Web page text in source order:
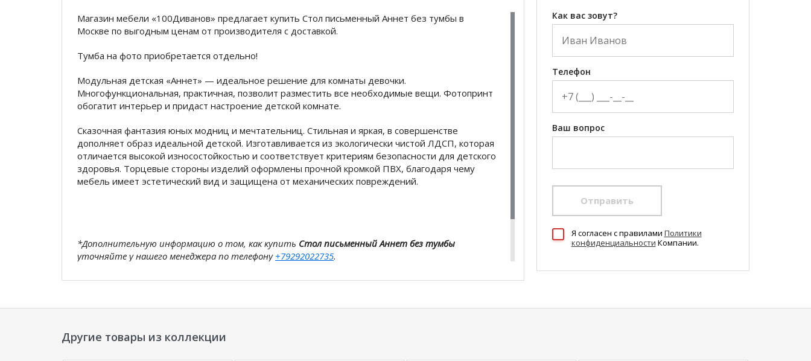
Магазин мебели «100Диванов» предлагает купить Стол письменный Аннет без тумбы в
Москве по выгодным ценам от производителя с доставкой.
Тумба на фото приобретается отдельно!
Модульная детская «Аннет» — идеальное решение для комнаты девочки.
Многофункциональная, практичная, позволит разместить все необходимые вещи. Фотопринт
обогатит интерьер и придаст настроение детской комнате.
Сказочная фантазия юных модниц и мечтательниц. Стильная и яркая, в совершенстве
дополняет образ идеальной детской. Изготавливается из экологически чистой ЛДСП, которая
отличается высокой износостойкостью и соответствует критериям безопасности для детского
здоровья. Торцевые стороны изделий оформлены прочной кромкой ПВХ, благодаря чему
мебель имеет эстетический вид и защищена от механических повреждений.
*Дополнительную информацию о том, как купить Стол письменный Аннет без тумбы
уточняйте у нашего менеджера по телефону +79292022735.
**Цены на официальном сайте100диванов.com действительны только для интернет-
Как вас зовут?
Телефон
Ваш вопрос
Отправить
Я согласен c правилами Политики
конфиденциальности Компании.
Другие товары из коллекции